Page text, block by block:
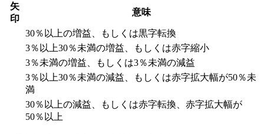
矢
印
意味
30％以上の増益、もしくは黒字転換
3％以上30％未満の増益、もしくは赤字縮小
3％未満の増益、もしくは3％未満の減益
3％以上30％未満の減益、もしくは赤字拡大幅が50％未
満
30％以上の減益、もしくは赤字転換、赤字拡大幅が
50％以上